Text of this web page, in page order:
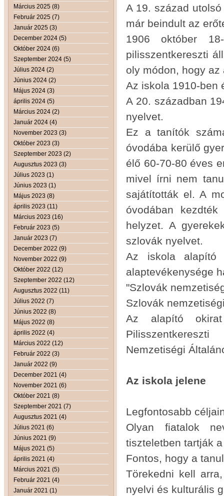
Március 2025 (8)
Február 2025 (7)
Január 2025 (3)
December 2024 (5)
Október 2024 (6)
Szeptember 2024 (5)
Július 2024 (2)
Június 2024 (2)
Május 2024 (3)
április 2024 (5)
Március 2024 (2)
Január 2024 (4)
November 2023 (3)
Október 2023 (3)
Szeptember 2023 (2)
Augusztus 2023 (3)
Július 2023 (1)
Június 2023 (1)
Május 2023 (8)
április 2023 (11)
Március 2023 (16)
Február 2023 (5)
Január 2023 (7)
December 2022 (9)
November 2022 (9)
Október 2022 (12)
Szeptember 2022 (12)
Augusztus 2022 (11)
Július 2022 (7)
Június 2022 (8)
Május 2022 (8)
április 2022 (4)
Március 2022 (12)
Február 2022 (3)
Január 2022 (9)
December 2021 (4)
November 2021 (6)
Október 2021 (8)
Szeptember 2021 (7)
Augusztus 2021 (4)
Július 2021 (6)
Június 2021 (9)
Május 2021 (5)
április 2021 (4)
Március 2021 (5)
Február 2021 (4)
Január 2021 (1)
A 19. század
már beindult az
1906 október
pilisszentkereszti
oly módon, hogy
Az iskola 1910-ben
A 20. században
nyelvet.
Ez a tanítók
óvodába kerülő
élő 60-70-80 éves
mivel írni nem
sajátították el. A
óvodában
helyzet. A
szlovák nyelvet.
Az iskola
alaptevékenysége
"Szlovák
Szlovák
Az alapító
Nemzetiségi
Az iskola jelene
Legfontosabb
Olyan fiatalok
tiszteletben tartják
Fontos, hogy a
Törekedni kell
nyelvi és kulturális